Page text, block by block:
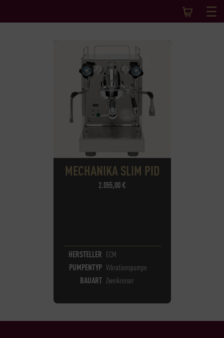
MECHANIKA SLIM PID
2.055,00€
HERSTELLER ECM
PUMPENTYP Vibrationspumpe
BAUART Zweikreiser